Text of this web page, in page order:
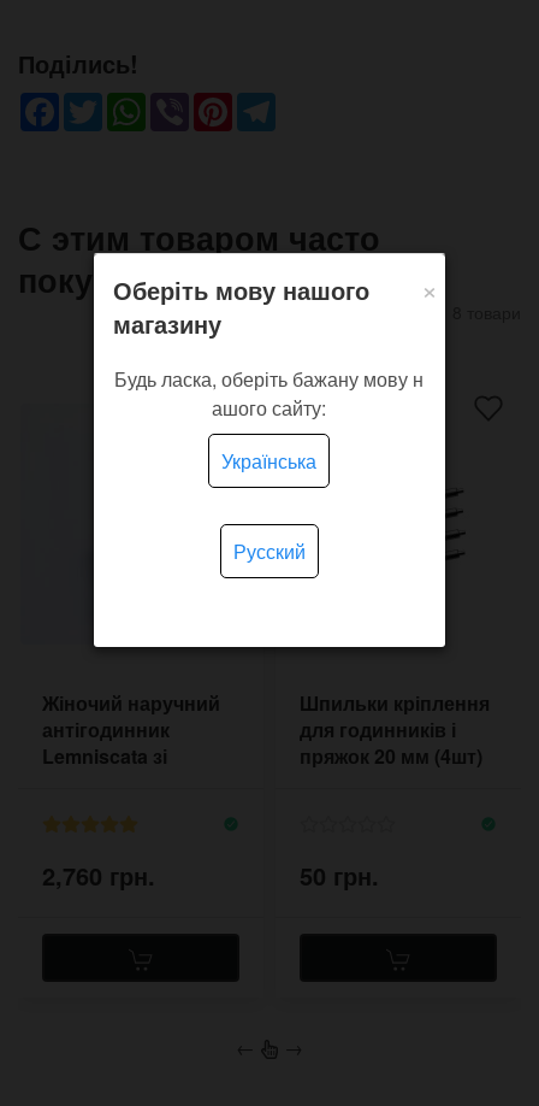
Поділись!
Facebook
TwitterWhatsApp
ViberPinterest
С этим товаром часто
покупают
Жіночий наручний
антігодинник
Lemniscata зі
2,760 грн.
Шпильки кріплення
для годинників і
пряжок 20 мм (4шт)
50 грн.
← →
×
Оберіть мову нашого
магазину
Будь ласка, оберіть бажану мову н
ашого сайту:
Українська
Русский